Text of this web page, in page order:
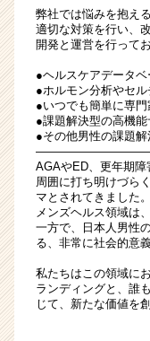
|
弊社では悩みを抱え
適切な対策を行い、
開発と運営を行って
●ヘルスケアデータ
●ホルモン分析やセ
●いつでも簡単に専
●課題解決型の高機
●その他男性の課題
AGAやED、更年期障
周囲に打ち明けづら
マとされてきました。
メンズヘルス領域は
一方で、日本人男性
る、非常に社会的意
私たちはこの領域に
ランディングと、誰
じて、新たな価値を